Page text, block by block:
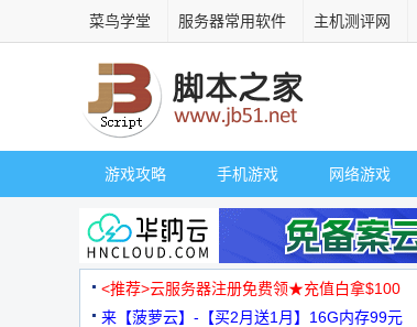
菜鸟学堂 服务器常用软件 主机测评网
游戏攻略 手机游戏 网络游戏
<推荐>云服务器注册免费领★充值白拿$100
来【菠萝云】-【买2月送1月】16G内存99元